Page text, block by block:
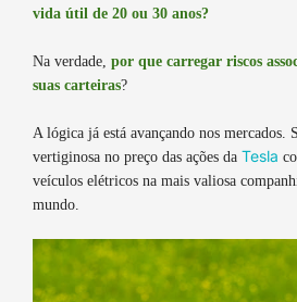
vida útil de 20 ou 30 anos?
Na verdade, por que carregar riscos
suas carteiras?
A lógica já está avançando nos mercados.
vertiginosa no preço das ações da Tesla
veículos elétricos na mais valiosa
mundo.